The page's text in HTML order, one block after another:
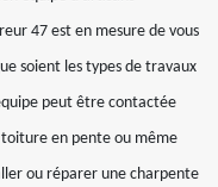
47 est en mesure de vous
soient les types de travaux
peut être contactée
en pente ou même
ou réparer une charpente